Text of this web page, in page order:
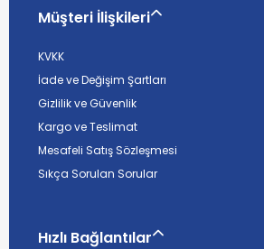
Müşteri İlişkileri
KVKK
İade ve Değişim Şartları
Gizlilik ve Güvenlik
Kargo ve Teslimat
Mesafeli Satış Sözleşmesi
Sıkça Sorulan Sorular
Hızlı Bağlantılar